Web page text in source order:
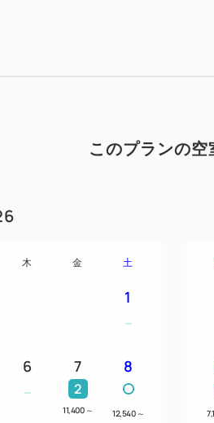
11:00
※ご宿
このプランの空
木 金 土
1
6 7
2
11,400 ～
8
12,540 ～